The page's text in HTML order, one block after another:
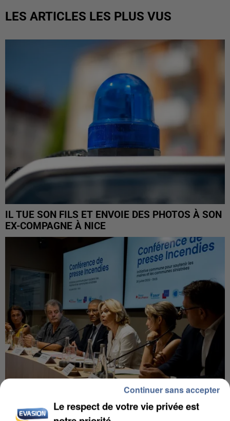
LES ARTICLES LES PLUS VUS
IL TUE SON FILS ET ENVOIE DES PHOTOS À SON
EX-COMPAGNE À NICE
INCENDIES : L’ÎLE-DE-FRANCE LANCE UN ÉLAN
Le respect de votre vie privée est
Continuer sans accepter